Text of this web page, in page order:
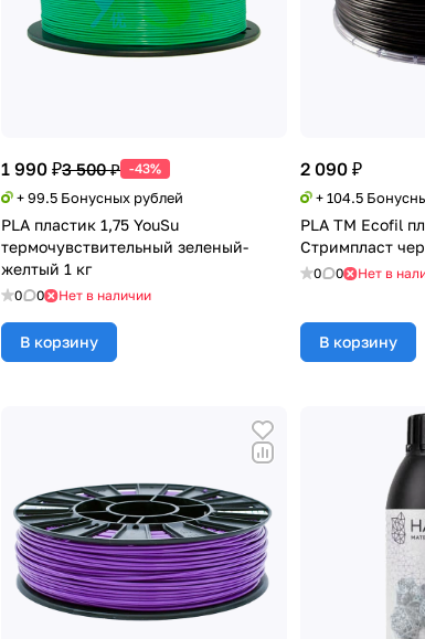
1 990 ₽3 500 ₽ -43%
+ 99.5 Бонусных рублей
PLA пластик 1,75 YouSu
термочувствительный зеленый-
желтый 1 кг
0 0 Нет в наличии
В корзину
2 090 ₽
+ 104.5
PLA TM Ecofil
Стримпласт
0 0 Нет в
В корзину